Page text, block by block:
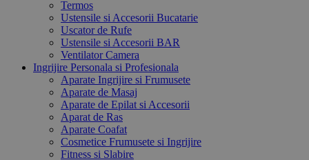
Termos
Ustensile si Accesorii Bucatarie
Uscator de Rufe
Ustensile si Accesorii BAR
Ventilator Camera
Ingrijire Personala si Profesionala
Aparate Ingrijire si Frumusete
Aparate de Masaj
Aparate de Epilat si Accesorii
Aparat de Ras
Aparate Coafat
Cosmetice Frumusete si Ingrijire
Fitness si Slabire